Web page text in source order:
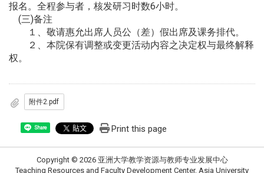
报名。全程参与者，核发研习时数6小时。
(三)备注
１、敬请惠允出席人员公（差）假出席及课务排代。
２、本院保有调整或变更活动内容之决定权与最终解释
权。
附件2.pdf
Share Print this page
Copyright © 2026 亚洲大学教学资源与教师专业发展中心
Teaching Resources and Faculty Development Center, Asia University